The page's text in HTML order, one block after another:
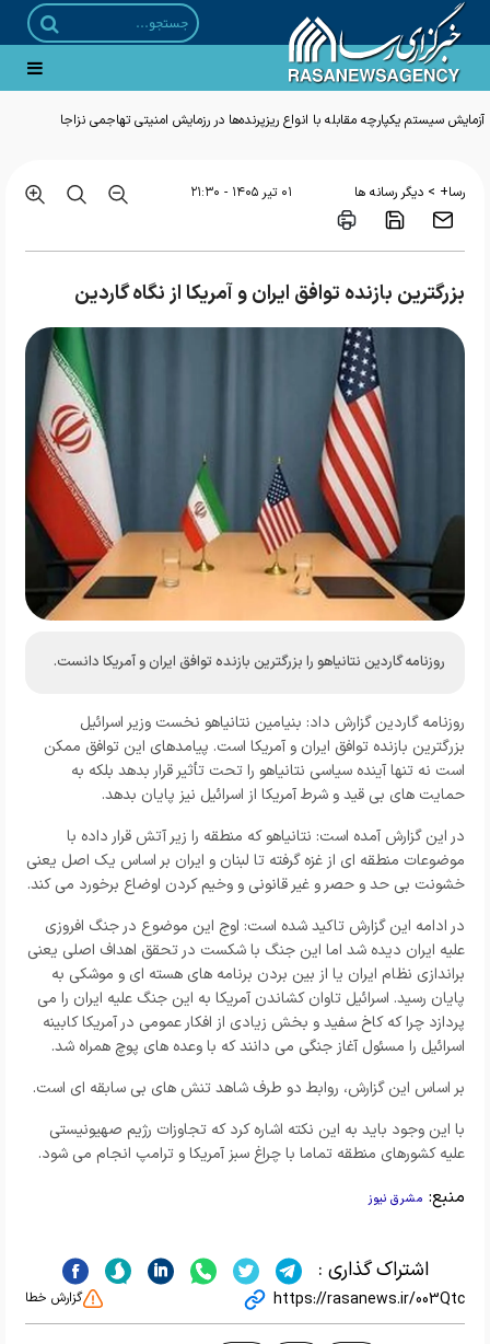
آزمایش سیستم یکپارچه مقابله با انواع ریزپرنده‌ها در رزمایش امنیتی تهاجمی نزاجا
رسا+ > دیگر رسانه ها ۰۱ تير ۱۴۰۵ - ۲۱:۳۰
بزرگترین بازنده توافق ایران و آمریکا از نگاه گاردین
روزنامه گاردین نتانیاهو را بزرگترین بازنده توافق ایران و آمریکا دانست.
روزنامه گاردین گزارش داد: بنیامین نتانیاهو نخست وزیر اسرائیل
بزرگترین بازنده توافق ایران و آمریکا است. پیامدهای این توافق ممکن
است نه تنها آینده سیاسی نتانیاهو را تحت تأثیر قرار بدهد بلکه به
حمایت های بی قید و شرط آمریکا از اسرائیل نیز پایان بدهد.
در این گزارش آمده است: نتانیاهو که منطقه را زیر آتش قرار داده با
موضوعات منطقه ای از غزه گرفته تا لبنان و ایران بر اساس یک اصل یعنی
خشونت بی حد و حصر و غیر قانونی و وخیم کردن اوضاع برخورد می کند.
در ادامه این گزارش تاکید شده است: اوج این موضوع در جنگ افروزی
علیه ایران دیده شد اما این جنگ با شکست در تحقق اهداف اصلی یعنی
براندازی نظام ایران یا از بین بردن برنامه های هسته ای و موشکی به
پایان رسید. اسرائیل تاوان کشاندن آمریکا به این جنگ علیه ایران را می
پردازد چرا که کاخ سفید و بخش زیادی از افکار عمومی در آمریکا کابینه
اسرائیل را مسئول آغاز جنگی می دانند که با وعده های پوچ همراه شد.
بر اساس این گزارش، روابط دو طرف شاهد تنش های بی سابقه ای است.
با این وجود باید به این نکته اشاره کرد که تجاوزات رژیم صهیونیستی
علیه کشورهای منطقه تماما با چراغ سبز آمریکا و ترامپ انجام می شود.
منبع: مشرق نیوز
اشتراک گذاری :
https://rasanews.ir/003Qtc گزارش خطا